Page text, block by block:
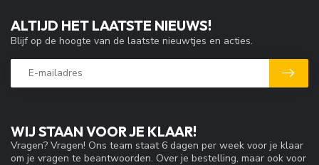
WIJ STAAN VOOR JE KLAAR!
Vragen? Vragen! Ons team staat 6 dagen per week voor je klaar
om je vragen te beantwoorden. Over je bestelling, maar ook voor
ALTIJD HET LAATSTE NIEUWS!
Blijf op de hoogte van de laatste nieuwtjes en acties.